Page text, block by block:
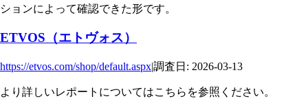
ションによって確認できた形です。
ETVOS（エトヴォス）
https://etvos.com/shop/default.aspx|調査日: 2026-03-13
より詳しいレポートについてはこちらを参照ください。